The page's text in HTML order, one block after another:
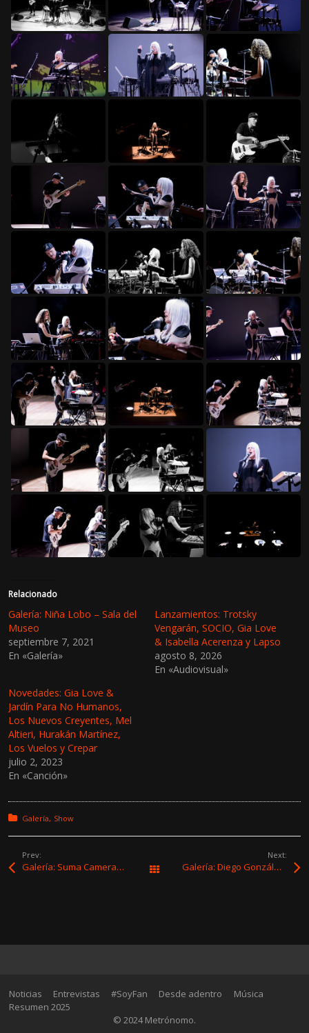
Relacionado
Galería: Niña Lobo – Sala del
Museo
septiembre 7, 2021
En «Galería»
Lanzamientos: Trotsky
Vengarán, SOCIO, Gia Love
& Isabella Acerenza y Lapso
agosto 8, 2026
En «Audiovisual»
Novedades: Gia Love &
Jardín Para No Humanos,
Los Nuevos Creyentes, Mel
Altieri, Hurakán Martínez,
Los Vuelos y Crepar
julio 2, 2023
En «Canción»
Posted in:
Galería Show
Prev:
Galería: Suma Camerata – Sala Zitarrosa Todas las entradas
Next:
Galería: Diego González presentó «Días de fuego y fantasmas»
Noticias Entrevistas #SoyFan Desde adentro
Música
Resumen 2025
© 2024 Metrónomo.